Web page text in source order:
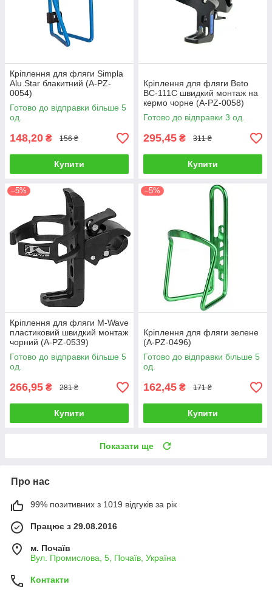
Кріплення для фляги Simpla
Alu Star блакитний (A-PZ-
0054)
Готово до відправки більше 5
од.
148,20 ₴ 156 ₴
Купити
Кріплення для фляги Beto
BC-111C швидкий монтаж на
кермо чорне (A-PZ-0058)
Готово до відправки 3 од.
295,45 ₴ 311 ₴
Купити
–5%
Кріплення для фляги M-Wave
пластиковий швидкий монтаж
чорний (A-PZ-0539)
Готово до відправки більше 5
од.
266,95 ₴ 281 ₴
Купити
–5%
Кріплення для фляги зелене
(A-PZ-0496)
Готово до відправки більше 5
од.
162,45 ₴ 171 ₴
Купити
Показати ще
Про нас
99% позитивних з 1019 відгуків за рік
Працює з 29.08.2016
м. Почаїв
Вул. Промислова, 5, Почаїв, Україна
Контакти